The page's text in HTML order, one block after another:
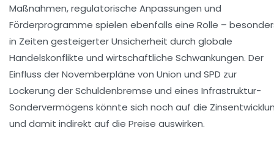
Maßnahmen, regulatorische Anpassungen und
Förderprogramme spielen ebenfalls eine Rolle –
in Zeiten gesteigerter Unsicherheit durch globale
Handelskonflikte und wirtschaftliche Schwankungen. Der
Einfluss der Novemberpläne von Union und SPD zur
Lockerung der Schuldenbremse und eines Infrastruktur-
Sondervermögens könnte sich noch auf die
und damit indirekt auf die Preise auswirken.